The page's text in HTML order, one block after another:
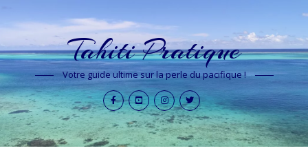
Tahiti Pratique
Votre guide ultime sur la perle du pacifique !